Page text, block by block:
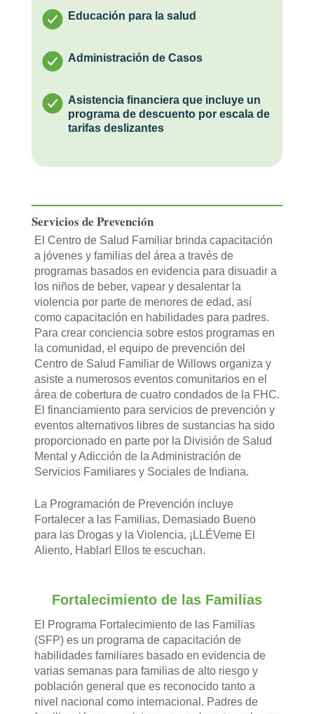
Educación para la salud
Administración de Casos
Asistencia financiera que incluye un
programa de descuento por escala de
tarifas deslizantes
Servicios de Prevención
El Centro de Salud Familiar brinda capacitación
a jóvenes y familias del área a través de
programas basados en evidencia para disuadir a
los niños de beber, vapear y desalentar la
violencia por parte de menores de edad, así
como capacitación en habilidades para padres.
Para crear conciencia sobre estos programas en
la comunidad, el equipo de prevención del
Centro de Salud Familiar de Willows organiza y
asiste a numerosos eventos comunitarios en el
área de cobertura de cuatro condados de la FHC.
El financiamiento para servicios de prevención y
eventos alternativos libres de sustancias ha sido
proporcionado en parte por la División de Salud
Mental y Adicción de la Administración de
Servicios Familiares y Sociales de Indiana.
La Programación de Prevención incluye
Fortalecer a las Familias, Demasiado Bueno
para las Drogas y la Violencia, ¡LLÉVeme El
Aliento, Hablar! Ellos te escuchan.
Fortalecimiento de las Familias
El Programa Fortalecimiento de las Familias
(SFP) es un programa de capacitación de
habilidades familiares basado en evidencia de
varias semanas para familias de alto riesgo y
población general que es reconocido tanto a
nivel nacional como internacional. Padres de